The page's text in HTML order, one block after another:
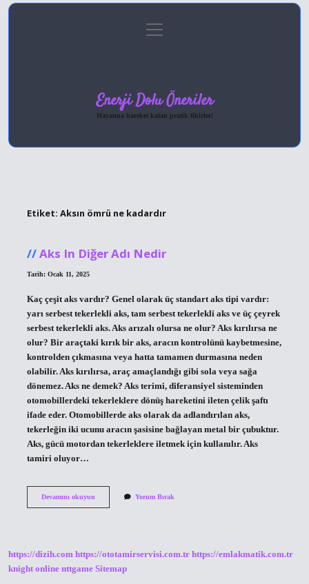
Gizlilik Politikası
menüyü
aç
Enerji Dolu Öneriler
Hayatına hareket katan pratik fikirler!
Etiket: Aksın ömrü ne kadardır
Aks In Diğer Adı Nedir
Tarih: Ocak 11, 2025
Kaç çeşit aks vardır? Genel olarak üç standart aks tipi vardır:
yarı serbest tekerlekli aks, tam serbest tekerlekli aks ve üç çeyrek
serbest tekerlekli aks. Aks arızalı olursa ne olur? Aks kırılırsa ne
olur? Bir araçtaki kırık bir aks, aracın kontrolünü kaybetmesine,
kontrolden çıkmasına veya hatta tamamen durmasına neden
olabilir. Aks kırılırsa, araç amaçlandığı gibi sola veya sağa
dönemez. Aks ne demek? Aks terimi, diferansiyel sisteminden
otomobillerdeki tekerleklere dönüş hareketini ileten çelik şaftı
ifade eder. Otomobillerde aks olarak da adlandırılan aks,
tekerleğin iki ucunu aracın şasisine bağlayan metal bir çubuktur.
Aks, gücü motordan tekerleklere iletmek için kullanılır. Aks
tamiri oluyor…
Devamını okuyunAks
Yorum Bırak
https://dizih.com https://ototamirservisi.com.tr https://emlakmatik.com.tr
knight online nttgame Sitemap